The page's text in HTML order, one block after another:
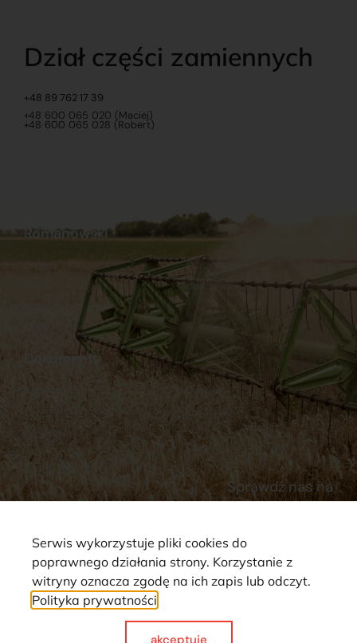
Dział części zamiennych
+48 89 762 17 39
+48 600 065 020 (Maciej)
+48 600 065 028 (Robert)
Dokumenty
Regulamin
Polityka prywatności
Reklamacje i zwroty
Dostawy
Płatności
Romanowski
Sklep internetowy
Praca
Ubezpieczenia
Sprawdź nas na
Strona wykorzystuje pliki cookie. Wszystkie prawa zastrzeżone ©
Serwis wykorzystuje pliki cookies do
poprawnego działania strony. Korzystanie z
witryny oznacza zgodę na ich zapis lub odczyt.
Polityka prywatności
akceptuje